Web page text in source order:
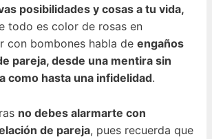
posibilidades y cosas a tu vida,
todo es color de rosas en
con bombones habla de engaños
pareja, desde una mentira sin
como hasta una infidelidad.
no debes alarmarte con
de pareja, pues recuerda que